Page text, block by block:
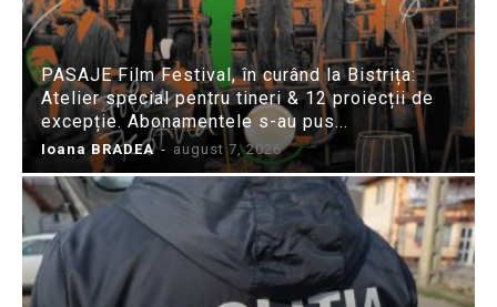
PASAJE Film Festival, în curând la Bistrița:
Atelier special pentru tineri & 12 proiecții de
excepție. Abonamentele s-au pus...
Ioana BRADEA - august 7, 2026